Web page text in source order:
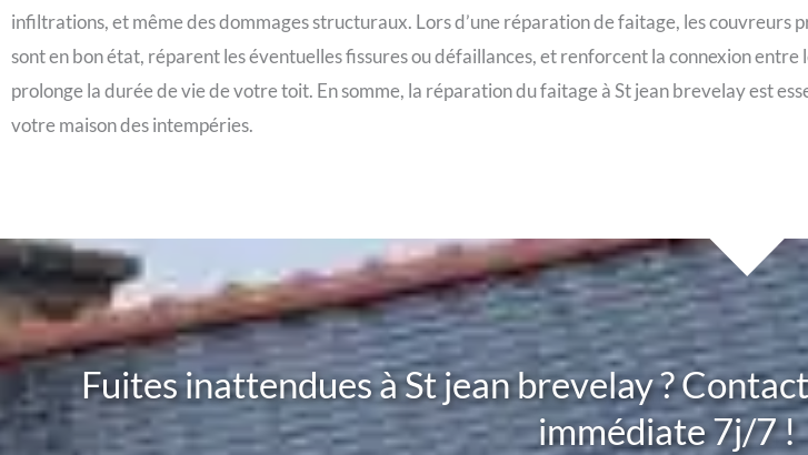
infiltrations, et même des dommages structuraux. Lors d’une réparation de faitage, les couvreurs
sont en bon état, réparent les éventuelles fissures ou défaillances, et renforcent la connexion
prolonge la durée de vie de votre toit. En somme, la réparation du faitage à St jean brevelay est
votre maison des intempéries.
Fuites inattendues à St jean brevelay ?
immédiate 7j/7 !